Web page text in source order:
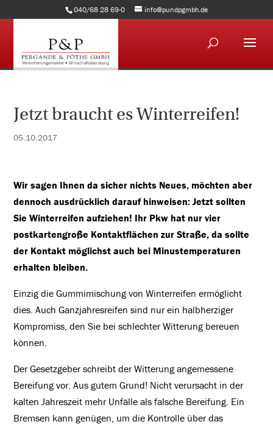
040/68 28 69-0 info@pundpgmbh.de
Jetzt braucht es Winterreifen!
05.10.2017
Wir sagen Ihnen da sicher nichts Neues, möchten aber
dennoch ausdrücklich darauf hinweisen: Jetzt sollten
Sie Winterreifen aufziehen! Ihr Pkw hat nur vier
postkartengroße Kontaktflächen zur Straße, da sollte
der Kontakt möglichst auch bei Minustemperaturen
erhalten bleiben.
Einzig die Gummimischung von Winterreifen ermöglicht
dies. Auch Ganzjahresreifen sind nur ein halbherziger
Kompromiss, den Sie bei schlechter Witterung bereuen
können.
Der Gesetzgeber schreibt der Witterung angemessene
Bereifung vor. Aus gutem Grund! Nicht verursacht in der
kalten Jahreszeit mehr Unfälle als falsche Bereifung. Ein
Bremsen kann genügen, um die Kontrolle über das